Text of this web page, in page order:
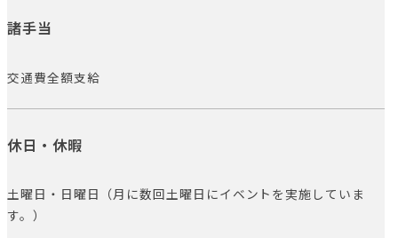
諸手当
交通費全額支給
休日・休暇
土曜日・日曜日（月に数回土曜日にイベントを実施していま
す。）